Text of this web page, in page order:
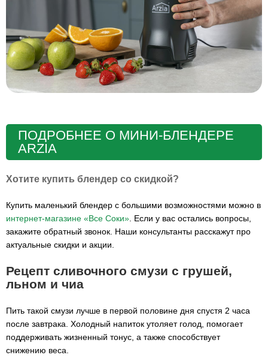
ПОДРОБНЕЕ О МИНИ-БЛЕНДЕРЕ
ARZIA
Хотите купить блендер со скидкой?
Купить маленький блендер с большими возможностями можно в
интернет-магазине «Все Соки» . Если у вас остались вопросы,
закажите обратный звонок. Наши консультанты расскажут про
актуальные скидки и акции.
Рецепт сливочного смузи c грушей,
льном и чиа
Пить такой смузи лучше в первой половине дня спустя 2 часа
после завтрака. Холодный напиток утоляет голод, помогает
поддерживать жизненный тонус, а также способствует
снижению веса.